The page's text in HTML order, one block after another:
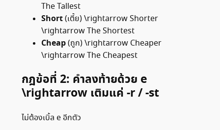
The Tallest
Short(เตี้ย)\rightarrowShorter
\rightarrowThe Shortest
Cheap(ถูก)\rightarrowCheaper
\rightarrowThe Cheapest
กฎข้อที่ 2: คำลงท้ายด้วย e
\rightarrowเติมแค่ -r / -st
ไม่ต้องเบิ้ล e อีกตัว